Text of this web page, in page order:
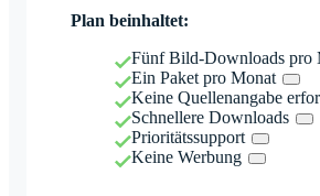
Plan beinhaltet:
Fünf Bild-Downloads pro
Ein Paket pro Monat
Keine Quellenangabe
Schnellere Downloads
Prioritätssupport
Keine Werbung